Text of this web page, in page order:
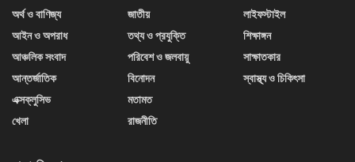
অর্থ ও বাণিজ্য
আইন ও অপরাধ
আঞ্চলিক সংবাদ
আন্তর্জাতিক
এক্সক্লুসিভ
খেলা
জাতীয়
তথ্য ও প্রযুক্তি
পরিবেশ ও জলবায়ু
বিনোদন
মতামত
রাজনীতি
লাইফস্টাইল
শিক্ষাঙ্গন
সাক্ষাতকার
স্বাস্থ্য ও চিকিৎসা